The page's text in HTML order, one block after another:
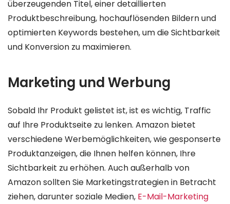
überzeugenden Titel, einer detaillierten
Produktbeschreibung, hochauflösenden Bildern und
optimierten Keywords bestehen, um die Sichtbarkeit
und Konversion zu maximieren.
Marketing und Werbung
Sobald Ihr Produkt gelistet ist, ist es wichtig, Traffic
auf Ihre Produktseite zu lenken. Amazon bietet
verschiedene Werbemöglichkeiten, wie gesponserte
Produktanzeigen, die Ihnen helfen können, Ihre
Sichtbarkeit zu erhöhen. Auch außerhalb von
Amazon sollten Sie Marketingstrategien in Betracht
ziehen, darunter soziale Medien, E-Mail-Marketing